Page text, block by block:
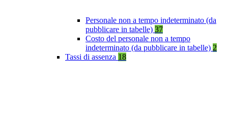
Personale non a tempo indeterminato (da
pubblicare in tabelle) 37
Costo del personale non a tempo
indeterminato (da pubblicare in tabelle) 2
Tassi di assenza 18